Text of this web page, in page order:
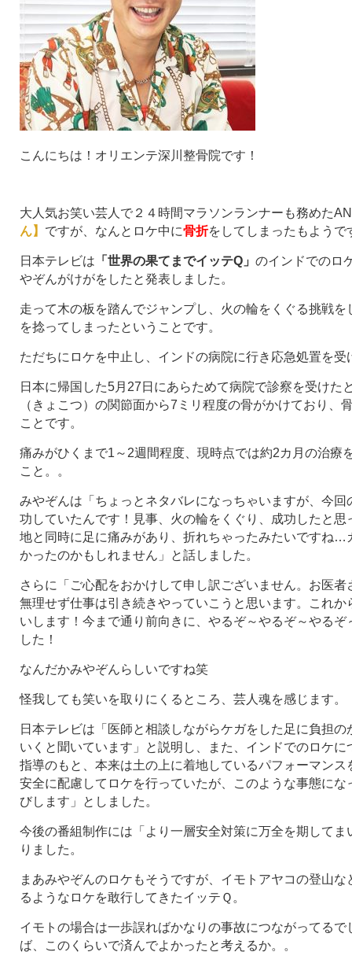
こんにちは！オリエンテ深川整骨院です！
大人気お笑い芸人で２４時間マラソンランナーも務めた
ん】 ですが、なんとロケ中に骨折をしてしまったもようで
日本テレビは 「世界の果てまでイッテQ」 のインドでのロ
やぞんがけがをしたと発表しました。
走って木の板を踏んでジャンプし、火の輪をくぐる挑戦を
を捻ってしまったということです。
ただちにロケを中止し、インドの病院に行き応急処置を受
日本に帰国した5月27日にあらためて病院で診察を受けた
（きょこつ）の関節面から7ミリ程度の骨がかけており、
ことです。
痛みがひくまで1～2週間程度、現時点では約2カ月の治療
こと。。
みやぞんは「ちょっとネタバレになっちゃいますが、今回
功していたんです！見事、火の輪をくぐり、成功したと思
地と同時に足に痛みがあり、折れちゃったみたいですね…
かったのかもしれません」と話しました。
さらに「ご心配をおかけして申し訳ございません。お医者
無理せず仕事は引き続きやっていこうと思います。これか
いします！今まで通り前向きに、やるぞ～やるぞ～やるぞ
した！
なんだかみやぞんらしいですね笑
怪我しても笑いを取りにくるところ、芸人魂を感じます。
日本テレビは「医師と相談しながらケガをした足に負担
いくと聞いています」と説明し、また、インドでのロケに
指導のもと、本来は土の上に着地しているパフォーマンス
安全に配慮してロケを行っていたが、このような事態にな
びします」としました。
今後の番組制作には「より一層安全対策に万全を期してま
りました。
まあみやぞんのロケもそうですが、イモトアヤコの登山
るようなロケを敢行してきたイッテＱ。
イモトの場合は一歩誤ればかなりの事故につながってるで
ば、このくらいで済んでよかったと考えるか。。